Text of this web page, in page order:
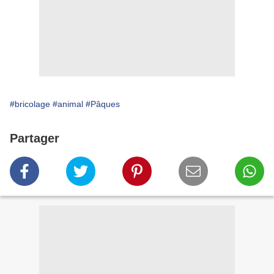
#bricolage #animal #Pâques
Partager